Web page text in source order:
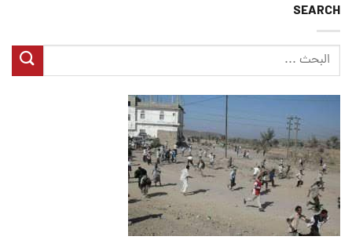
SEARCH